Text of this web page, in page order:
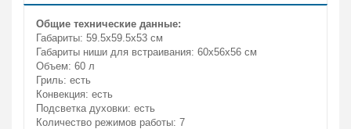
Общие технические данные:
Габариты: 59.5x59.5x53 см
Габариты ниши для встраивания: 60х56х56 см
Объем: 60 л
Гриль: есть
Конвекция: есть
Подсветка духовки: есть
Количество режимов работы: 7